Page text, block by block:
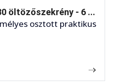
öltözőszekrény - 6 ...
osztott praktikus